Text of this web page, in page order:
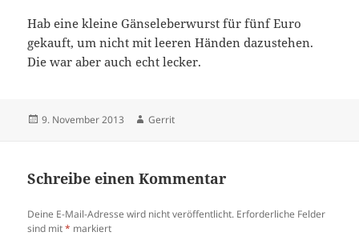
Hab eine kleine Gänseleberwurst für fünf Euro
gekauft, um nicht mit leeren Händen dazustehen.
Die war aber auch echt lecker.
Veröffentlicht
9. November 2013 Autor
Gerrit
Schreibe einen Kommentar
Deine E-Mail-Adresse wird nicht veröffentlicht. Erforderliche Felder
sind mit* markiert